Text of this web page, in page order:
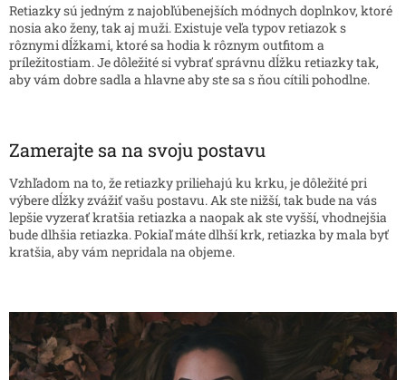
Retiazky sú jedným z najobľúbenejších módnych doplnkov, ktoré
nosia ako ženy, tak aj muži. Existuje veľa typov retiazok s
rôznymi dĺžkami, ktoré sa hodia k rôznym outfitom a
príležitostiam. Je dôležité si vybrať správnu dĺžku retiazky tak,
aby vám dobre sadla a hlavne aby ste sa s ňou cítili pohodlne.
Zamerajte sa na svoju postavu
Vzhľadom na to, že retiazky priliehajú ku krku, je dôležité pri
výbere dĺžky zvážiť vašu postavu. Ak ste nižší, tak bude na vás
lepšie vyzerať kratšia retiazka a naopak ak ste vyšší, vhodnejšia
bude dlhšia retiazka. Pokiaľ máte dlhší krk, retiazka by mala byť
kratšia, aby vám nepridala na objeme.